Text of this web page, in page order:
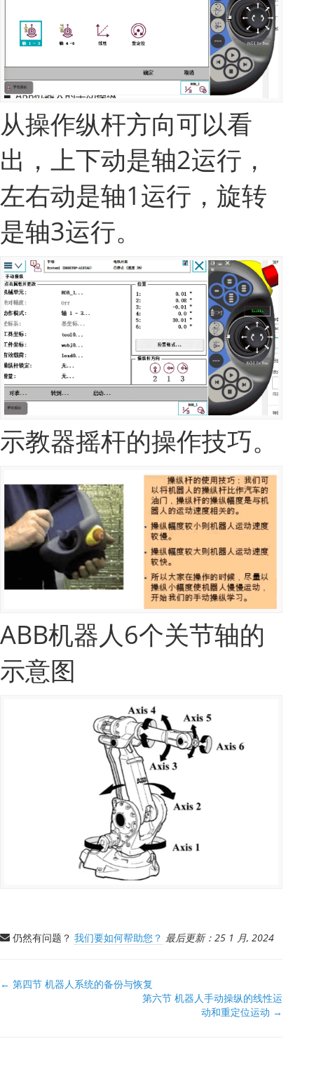
从操作纵杆方向可以看
出，上下动是轴2运行，
左右动是轴1运行，旋转
是轴3运行。
示教器摇杆的操作技巧。
ABB机器人6个关节轴的
示意图
仍然有问题？ 我们要如何帮助您？ 最后更新：25 1 月, 2024
文
← 第四节 机器人系统的备份与恢复
第六节 机器人手动操纵的线性运
动和重定位运动 →